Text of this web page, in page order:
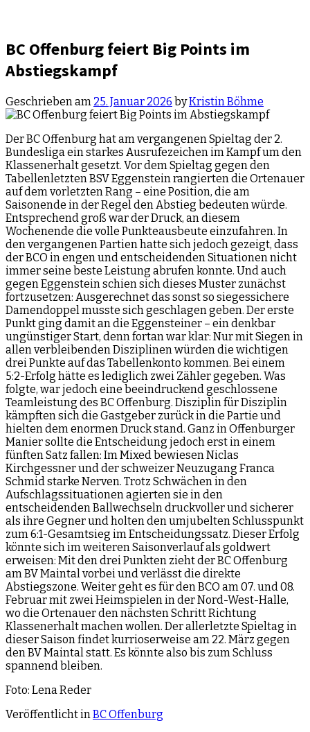
BC Offenburg feiert Big Points im
Abstiegskampf
Geschrieben am 25. Januar 2026 byKristin Böhme
Der BC Offenburg hat am vergangenen Spieltag der 2.
Bundesliga ein starkes Ausrufezeichen im Kampf um den
Klassenerhalt gesetzt. Vor dem Spieltag gegen den
Tabellenletzten BSV Eggenstein rangierten die Ortenauer
auf dem vorletzten Rang – eine Position, die am
Saisonende in der Regel den Abstieg bedeuten würde.
Entsprechend groß war der Druck, an diesem
Wochenende die volle Punkteausbeute einzufahren. In
den vergangenen Partien hatte sich jedoch gezeigt, dass
der BCO in engen und entscheidenden Situationen nicht
immer seine beste Leistung abrufen konnte. Und auch
gegen Eggenstein schien sich dieses Muster zunächst
fortzusetzen: Ausgerechnet das sonst so siegessichere
Damendoppel musste sich geschlagen geben. Der erste
Punkt ging damit an die Eggensteiner – ein denkbar
ungünstiger Start, denn fortan war klar: Nur mit Siegen in
allen verbleibenden Disziplinen würden die wichtigen
drei Punkte auf das Tabellenkonto kommen. Bei einem
5:2-Erfolg hätte es lediglich zwei Zähler gegeben. Was
folgte, war jedoch eine beeindruckend geschlossene
Teamleistung des BC Offenburg. Disziplin für Disziplin
kämpften sich die Gastgeber zurück in die Partie und
hielten dem enormen Druck stand. Ganz in Offenburger
Manier sollte die Entscheidung jedoch erst in einem
fünften Satz fallen: Im Mixed bewiesen Niclas
Kirchgessner und der schweizer Neuzugang Franca
Schmid starke Nerven. Trotz Schwächen in den
Aufschlagssituationen agierten sie in den
entscheidenden Ballwechseln druckvoller und sicherer
als ihre Gegner und holten den umjubelten Schlusspunkt
zum 6:1-Gesamtsieg im Entscheidungssatz. Dieser Erfolg
könnte sich im weiteren Saisonverlauf als goldwert
erweisen: Mit den drei Punkten zieht der BC Offenburg
am BV Maintal vorbei und verlässt die direkte
Abstiegszone. Weiter geht es für den BCO am 07. und 08.
Februar mit zwei Heimspielen in der Nord-West-Halle,
wo die Ortenauer den nächsten Schritt Richtung
Klassenerhalt machen wollen. Der allerletzte Spieltag in
dieser Saison findet kurrioserweise am 22. März gegen
den BV Maintal statt. Es könnte also bis zum Schluss
spannend bleiben.
Foto: Lena Reder
Veröffentlicht in BC Offenburg